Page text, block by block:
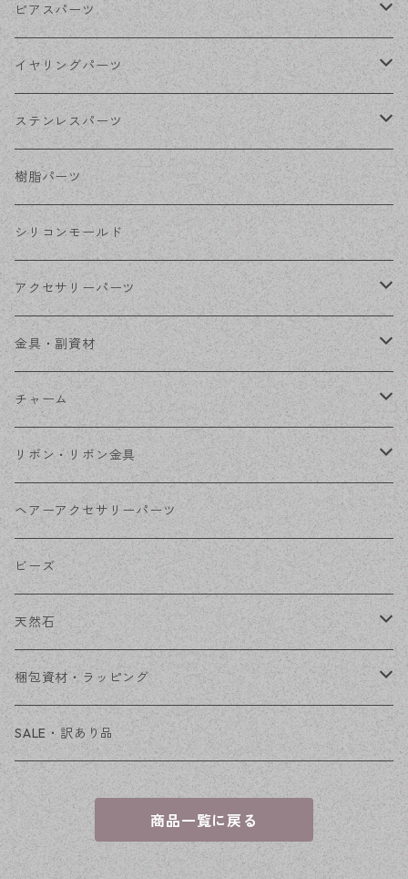
ゴールド
シルバー
ホワイトシルバー
ステンレス・シルバー
ステンレス・ゴールド
ピアスパーツ
ポストピアス
フックピアス
その他ピアス
イヤリングパーツ
ネジばねイヤリング
クリップイヤリング
ノンホールピアス
ステンレスパーツ
ステンレスピアス
ステンレスイヤリング
ステンレスチェーン
ステンレス金具
樹脂パーツ
シリコンモールド
アクセサリーパーツ
デザイン丸カン
フレーム
コネクター
その他
金具・副資材
丸カン
ピン類
花座・ビーズキャップ
チェーン
その他
チャーム
金属
アクリル・プラ
ファーボール
リボン・リボン金具
リボン
リボン金具
ヘアーアクセサリーパーツ
ビーズ
天然石
穴あき
穴なし
梱包資材・ラッピング
発送ボックス
アクセサリー台紙
OPP袋
SALE・訳あり品
商品一覧に戻る